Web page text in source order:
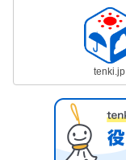
tenki.jp